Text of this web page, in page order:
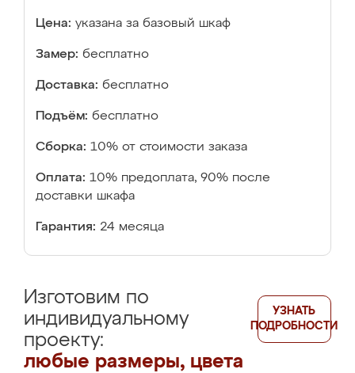
Цена: указана за базовый шкаф
Замер: бесплатно
Доставка: бесплатно
Подъём: бесплатно
Сборка: 10% от стоимости заказа
Оплата: 10% предоплата, 90% после
доставки шкафа
Гарантия: 24 месяца
Изготовим по
индивидуальному
проекту:
любые размеры, цвета
УЗНАТЬ
ПОДРОБНОСТИ